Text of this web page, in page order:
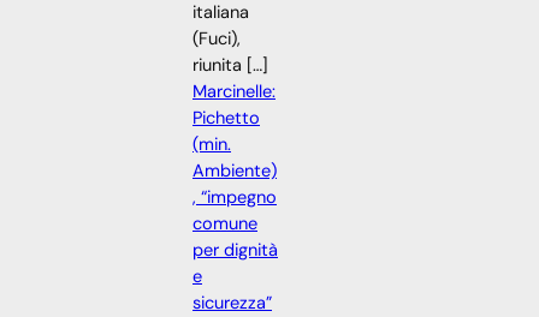
italiana
(Fuci),
riunita […]
Marcinelle:
Pichetto
(min.
Ambiente)
, “impegno
comune
per dignità
e
sicurezza”